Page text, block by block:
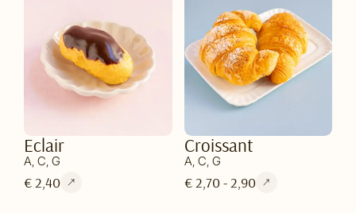
Eclair
A, C, G
€ 2,40
Croissant
A, C, G
€ 2,70 - 2,90